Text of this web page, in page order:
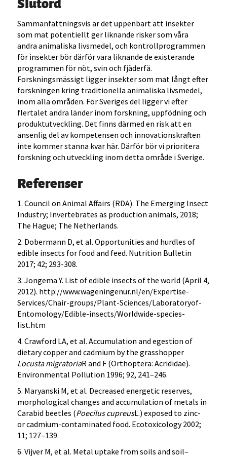
Sammanfattningsvis är det uppenbart att insekter
som mat potentiellt ger liknande risker som våra
andra animaliska livsmedel, och kontrollprogrammen
för insekter bör därför vara liknande de existerande
programmen för nöt, svin och fjäderfä.
Forskningsmässigt ligger insekter som mat långt efter
forskningen kring traditionella animaliska livsmedel,
inom alla områden. För Sveriges del ligger vi efter
flertalet andra länder inom forskning, uppfödning och
produktutveckling. Det finns därmed en risk att en
ansenlig del av kompetensen och innovationskraften
inte kommer stanna kvar här. Därför bör vi prioritera
forskning och utveckling inom detta område i Sverige.
Referenser
1. Council on Animal Affairs (RDA). The Emerging Insect
Industry; Invertebrates as production animals, 2018;
The Hague; The Netherlands.
2. Dobermann D, et al. Opportunities and hurdles of
edible insects for food and feed. Nutrition Bulletin
2017; 42; 293-308.
3. Jongema Y. List of edible insects of the world (April 4,
2012). http://www.wageningenur.nl/en/Expertise-
Services/Chair-groups/Plant-Sciences/Laboratoryof-
Entomology/Edible-insects/Worldwide-species-
list.htm
4. Crawford LA, et al. Accumulation and egestion of
dietary copper and cadmium by the grasshopper
Locusta migratoriaR and F (Orthoptera: Acrididae).
Environmental Pollution 1996; 92, 241–246.
5. Maryanski M, et al. Decreased energetic reserves,
morphological changes and accumulation of metals in
Carabid beetles (Poecilus cupreusL.) exposed to zinc-
or cadmium-contaminated food. Ecotoxicology 2002;
11; 127–139.
6. Vijver M, et al. Metal uptake from soils and soil–